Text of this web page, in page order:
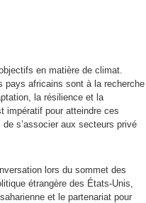
en matière de climat.
pays africains sont à la recherche
la résilience et la
impératif pour atteindre ces
s’associer aux secteurs privé
lors du sommet des
étrangère des États-Unis,
et le partenariat pour